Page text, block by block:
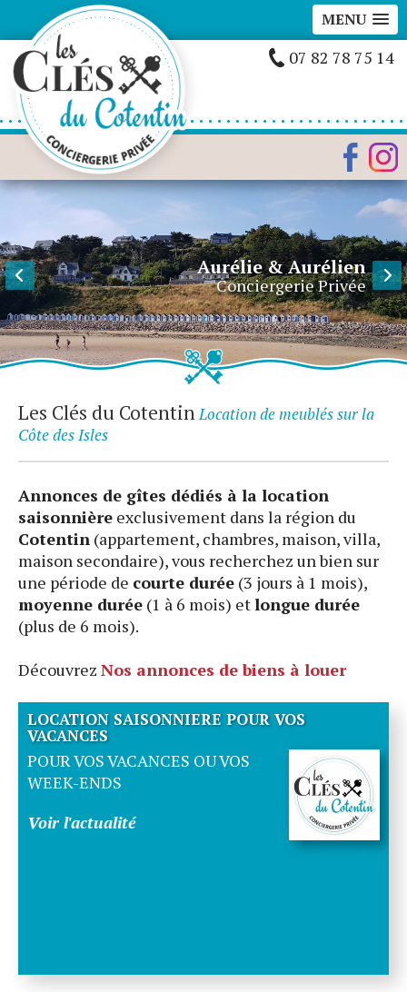
MENU
07 82 78 75 14
Les Clés du CotentinLocation de meublés sur la
Côte des Isles
Annonces de gîtes dédiés à la location
saisonnière exclusivement dans la région du
Cotentin (appartement, chambres, maison, villa,
maison secondaire), vous recherchez un bien sur
une période de courte durée (3 jours à 1 mois),
moyenne durée (1 à 6 mois) etlongue durée
(plus de 6 mois).
Découvrez Nos annonces de biens à louer
LOCATION SAISONNIERE POUR VOS
VACANCES
POUR VOS VACANCES OU VOS
WEEK-ENDS
Voir l'actualité